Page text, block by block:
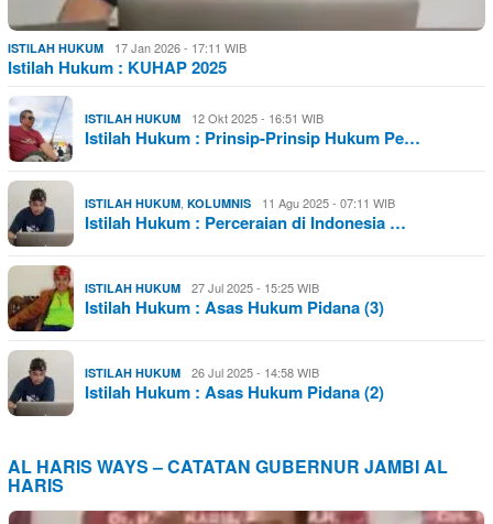
ISTILAH HUKUM 17 Jan 2026 - 17:11 WIB
Istilah Hukum : KUHAP 2025
ISTILAH HUKUM 12 Okt 2025 - 16:51 WIB
Istilah Hukum : Prinsip-Prinsip Hukum Pe…
ISTILAH HUKUM, KOLUMNIS 11 Agu 2025 - 07:11 WIB
Istilah Hukum : Perceraian di Indonesia …
ISTILAH HUKUM 27 Jul 2025 - 15:25 WIB
Istilah Hukum : Asas Hukum Pidana (3)
ISTILAH HUKUM 26 Jul 2025 - 14:58 WIB
Istilah Hukum : Asas Hukum Pidana (2)
AL HARIS WAYS – CATATAN GUBERNUR JAMBI AL
HARIS